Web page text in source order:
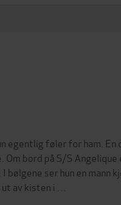
egentlig føler for ham. En
Om bord på S/S Angelique
ser hun en mann
av kisten i …